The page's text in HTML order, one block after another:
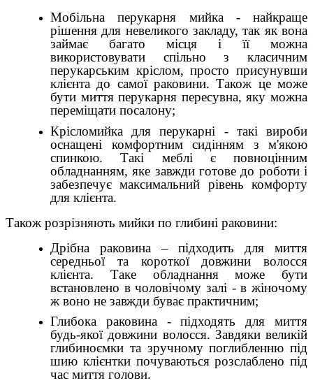
Мобільна перукарня мийка - найкраще
рішення для невеликого закладу, так як вона
займає багато місця і її можна
використовувати спільно з класичним
перукарським кріслом, просто присунувши
клієнта до самої раковини. Також це може
бути миття перукарня пересувна, яку можна
переміщати посалону;
Крісломийка для перукарні - такі вироби
оснащені комфортним сидінням з м'якою
спинкою. Такі меблі є повноцінним
обладнанням, яке завжди готове до роботи і
забезпечує максимальний рівень комфорту
для клієнта.
Також розрізняють мийки по глибині раковини:
Дрібна раковина – підходить для миття
середньої та короткої довжини волосся
клієнта. Таке обладнання може бути
встановлено в чоловічому залі - в жіночому
ж воно не завжди буває практичним;
Глибока раковина - підходять для миття
будь-якої довжини волосся. Завдяки великій
глибиноємки та зручному поглибленню під
шию клієнтки почуваються розслаблено під
час миття голови.